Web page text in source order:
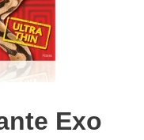
Exo